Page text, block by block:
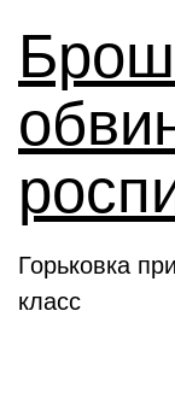
Горьковка
класс